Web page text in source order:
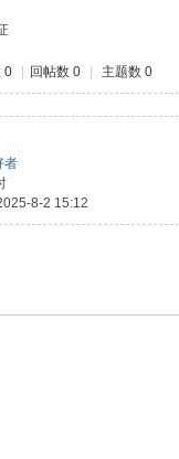
0 回帖数 0 主题数 0
者
8-2 15:12